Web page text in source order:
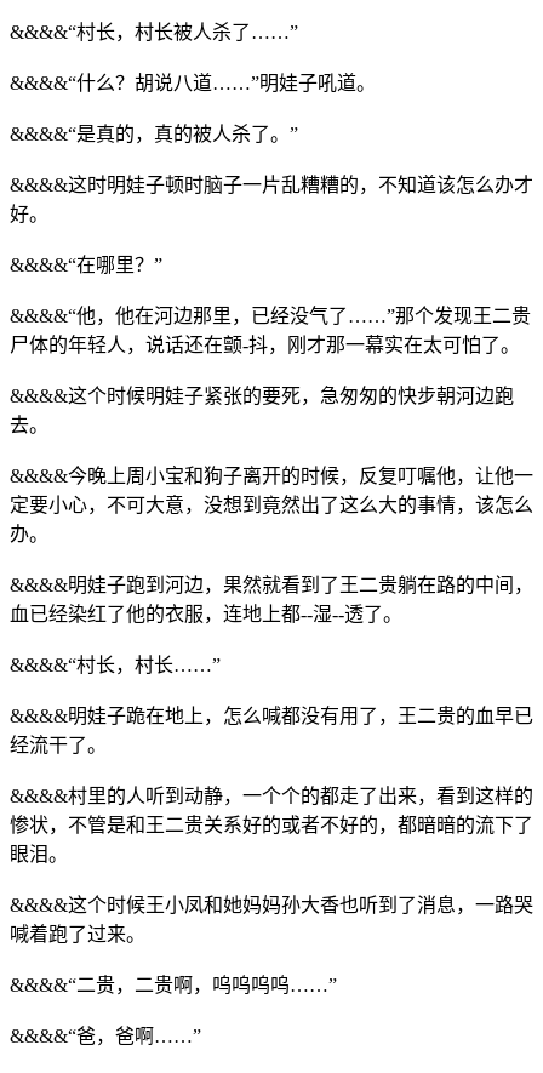
&&&&“村长，村长被人杀了……”
&&&&“什么？胡说八道……”明娃子吼道。
&&&&“是真的，真的被人杀了。”
&&&&这时明娃子顿时脑子一片乱糟糟的，不知道该怎么办才
好。
&&&&“在哪里？”
&&&&“他，他在河边那里，已经没气了……”那个发现王二贵
尸体的年轻人，说话还在颤-抖，刚才那一幕实在太可怕了。
&&&&这个时候明娃子紧张的要死，急匆匆的快步朝河边跑
去。
&&&&今晚上周小宝和狗子离开的时候，反复叮嘱他，让他一
定要小心，不可大意，没想到竟然出了这么大的事情，该怎么
办。
&&&&明娃子跑到河边，果然就看到了王二贵躺在路的中间，
血已经染红了他的衣服，连地上都--湿--透了。
&&&&“村长，村长……”
&&&&明娃子跪在地上，怎么喊都没有用了，王二贵的血早已
经流干了。
&&&&村里的人听到动静，一个个的都走了出来，看到这样的
惨状，不管是和王二贵关系好的或者不好的，都暗暗的流下了
眼泪。
&&&&这个时候王小凤和她妈妈孙大香也听到了消息，一路哭
喊着跑了过来。
&&&&“二贵，二贵啊，呜呜呜呜……”
&&&&“爸，爸啊……”